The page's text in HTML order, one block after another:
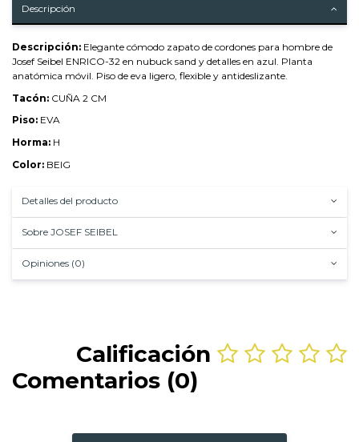
Descripción
Descripción: Elegante cómodo zapato de cordones para hombre de
Josef Seibel ENRICO-32 en nubuck sand y detalles en azul. Planta
anatómica móvil. Piso de eva ligero, flexible y antideslizante.
Tacón: CUÑA 2 CM
Piso: EVA
Horma: H
Color: BEIG
Detalles del producto
Sobre JOSEF SEIBEL
Opiniones (0)
Calificación
Comentarios (0)